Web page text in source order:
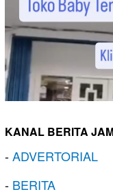
KANAL BERITA
-ADVERTORIAL
- BERITA